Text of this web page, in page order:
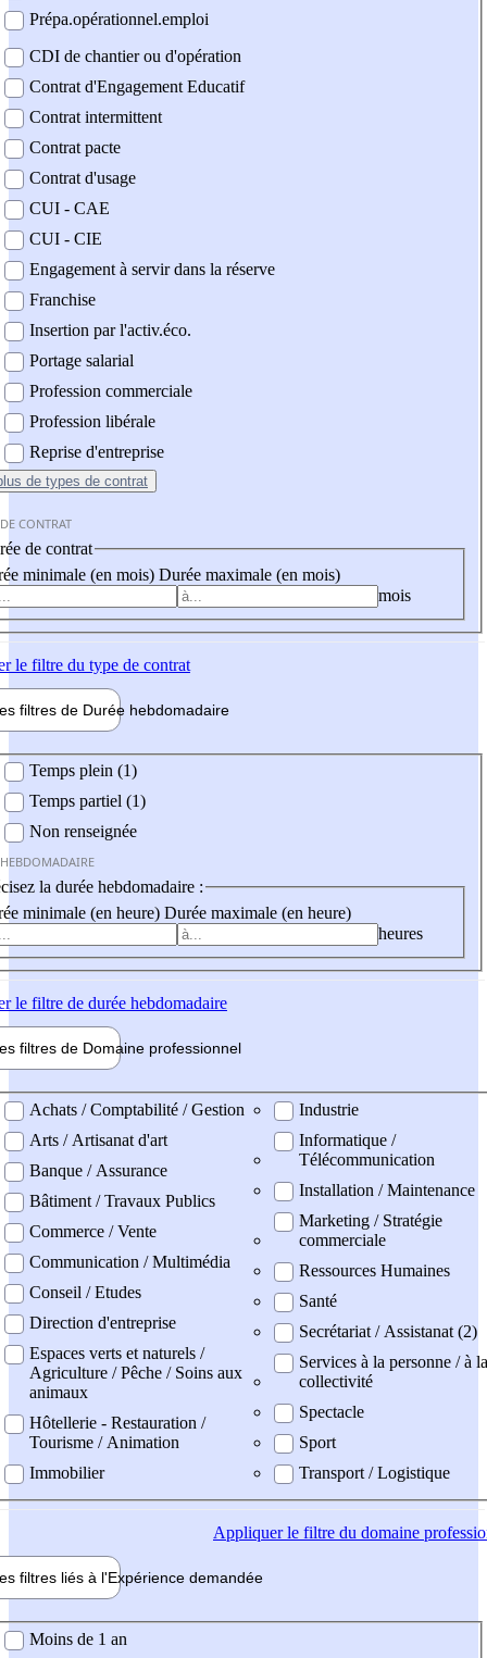
Prépa.opérationnel.emploi
CDI de chantier ou d'opération
Contrat d'Engagement Educatif
Contrat intermittent
Contrat pacte
Contrat d'usage
CUI - CAE
CUI - CIE
Engagement à servir dans la réserve
Franchise
Insertion par l'activ.éco.
Portage salarial
Profession commerciale
Profession libérale
Reprise d'entreprise
de types de contrat
CONTRAT
de contrat
minimale (en mois) Durée maximale (en mois)
mois
le filtre du type de contrat
filtres de Durée hebdomadaire
Temps plein (1)
Temps partiel (1)
Non renseignée
la durée hebdomadaire :
minimale (en heure) Durée maximale (en heure)
heures
le filtre de durée hebdomadaire
filtres de Domaine professionnel
professionel
Achats / Comptabilité / Gestion
Arts / Artisanat d'art
Banque / Assurance
Bâtiment / Travaux Publics
Commerce / Vente
Communication / Multimédia
Conseil / Etudes
Direction d'entreprise
Espaces verts et naturels /
Agriculture / Pêche / Soins aux
animaux
Hôtellerie - Restauration /
Tourisme / Animation
Immobilier
Industrie
Informatique /
Télécommunication
Installation / Maintenance
Marketing / Stratégie
commerciale
Ressources Humaines
Santé
Secrétariat / Assistanat (2)
Services à la personne / à la
collectivité
Spectacle
Sport
Transport / Logistique
Appliquerle filtre du domaine
filtres liés à l'Expérience demandée
demandée
Moins de 1 an